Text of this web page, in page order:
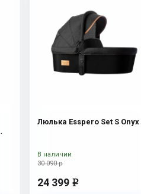
Люлька Esspero Set S Onyx
30 090 р
24 399 e
В наличии